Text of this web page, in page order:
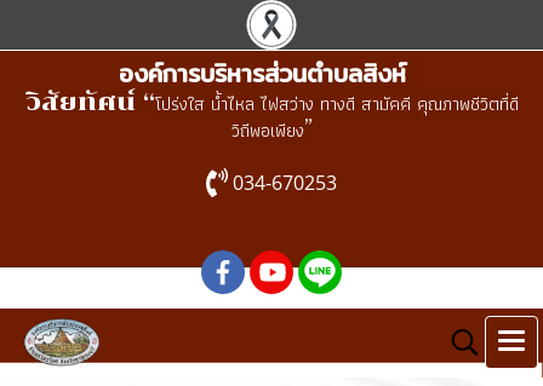
องค์การบริหารส่วนตำบลสิงห์
วิสัยทัศน์ “โปร่งใส น้ำไหล ไฟสว่าง ทางดี สามัคคี คุณภาพชีวิตที่ดี
วิถีพอเพียง”
034-670253